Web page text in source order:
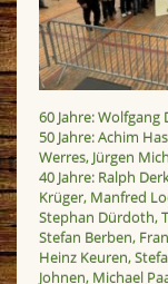
60 Jahre:
50 Jahre: Achim
Werres, Jürgen
40 Jahre: Ralph
Krüger, Manfred
Stephan Dürdoth,
Stefan Berben,
Heinz Keuren,
Johnen, Michael